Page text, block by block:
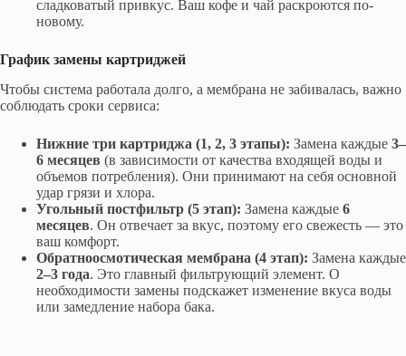
сладковатый привкус. Ваш кофе и чай раскроются по-
новому.
График замены картриджей
Чтобы система работала долго, а мембрана не забивалась, важно
соблюдать сроки сервиса:
Нижние три картриджа (1, 2, 3 этапы): Замена каждые 3–
6 месяцев (в зависимости от качества входящей воды и
объемов потребления). Они принимают на себя основной
удар грязи и хлора.
Угольный постфильтр (5 этап): Замена каждые 6
месяцев. Он отвечает за вкус, поэтому его свежесть — это
ваш комфорт.
Обратноосмотическая мембрана (4 этап): Замена каждые
2–3 года. Это главный фильтрующий элемент. О
необходимости замены подскажет изменение вкуса воды
или замедление набора бака.